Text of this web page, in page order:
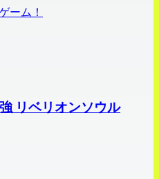
ーム！
リベリオンソウル